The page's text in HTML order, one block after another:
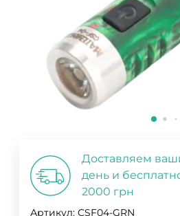
Доставляем
день и
2000 грн
Артикул: CSF04-GRN